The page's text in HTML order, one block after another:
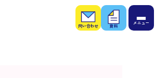
お問
い合
わせ
お役
立ち
資料